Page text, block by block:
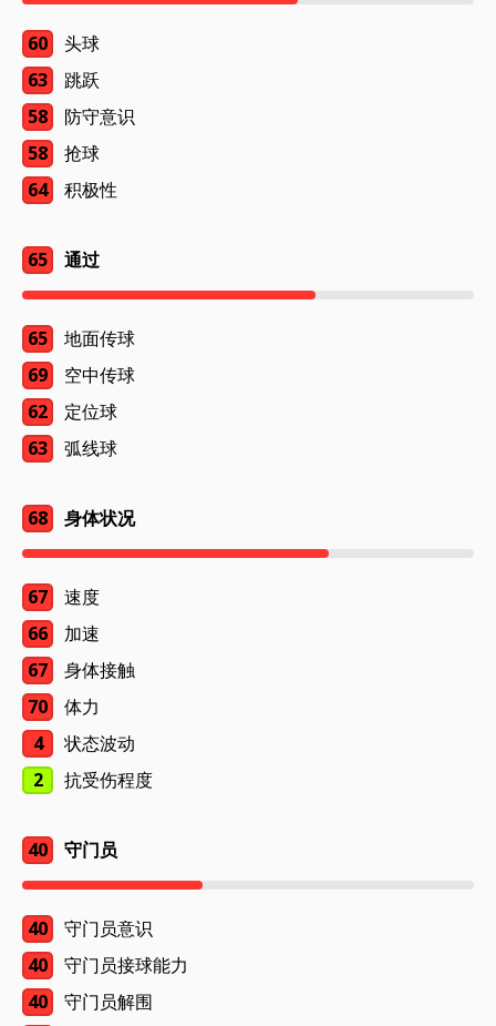
60
头球
63
跳跃
58
防守意识
58
抢球
64
积极性
65 通过
65
地面传球
69
空中传球
62
定位球
63
弧线球
68 身体状况
67
速度
66
加速
67
身体接触
70
体力
4
状态波动
2
抗受伤程度
40 守门员
40
守门员意识
40
守门员接球能力
40
守门员解围